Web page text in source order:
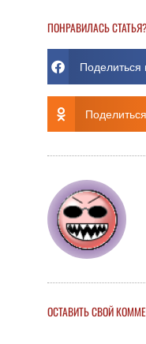
ПОНРАВИЛАСЬ СТАТЬЯ?
Поделиться
Поделиться
ОСТАВИТЬ СВОЙ